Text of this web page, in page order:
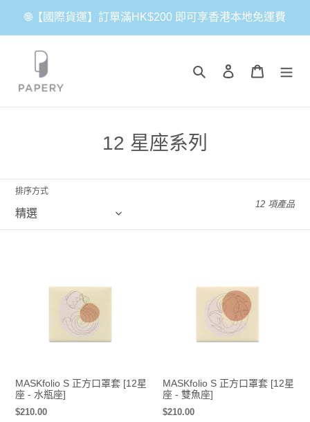
內
🌐【國際貨運】訂單滿HK$200 即可享香港本地免運費
搜尋 登入 購物車
商
列
12 星座系列
排序方式
12 項產品
MASKfolio S 正方口罩套 [12星
座 - 水瓶座]
定
$210.00
MASKfolio S 正方口罩套 [12星
座 - 雙魚座]
定
$210.00